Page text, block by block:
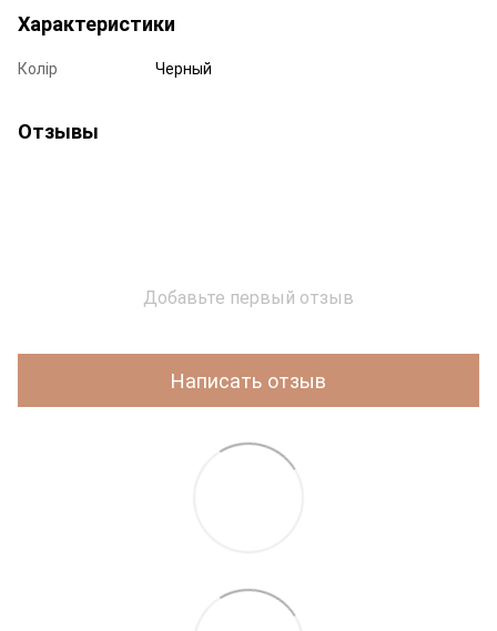
Характеристики
Колір Черный
Отзывы
Добавьте первый отзыв
Написать отзыв